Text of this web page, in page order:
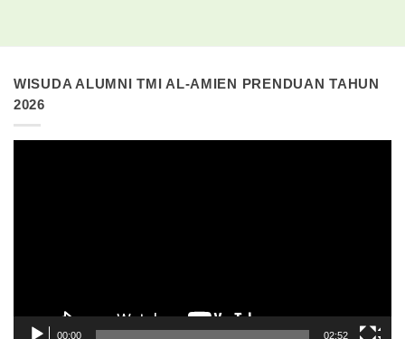
WISUDA ALUMNI TMI AL-AMIEN PRENDUAN TAHUN
2026
00:00 02:52